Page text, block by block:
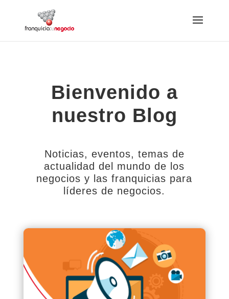
Bienvenido a
nuestro Blog
Noticias, eventos, temas de
actualidad del mundo de los
negocios y las franquicias para
líderes de negocios.